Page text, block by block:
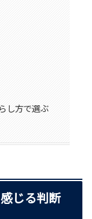
し方で選ぶ
じる判断